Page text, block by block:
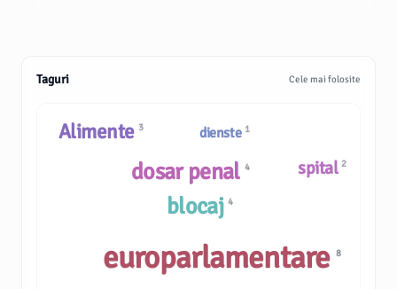
Taguri Cele mai folosite
dienste 1
Alimente 3
dosar penal4
europarlamentare8
spital 2
blocaj4